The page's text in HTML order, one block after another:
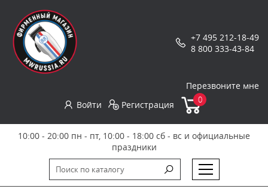
+7 495 212-18-49
8 800 333-43-84
Перезвоните мне
Войти
Регистрация 0
10:00 - 20:00 пн - пт, 10:00 - 18:00 сб - вс и официальные
праздники